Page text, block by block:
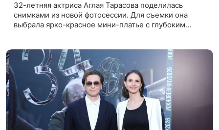
32-летняя актриса Аглая Тарасова поделилась
снимками из новой фотосессии. Для съемки она
выбрала ярко-красное мини-платье с глубоким